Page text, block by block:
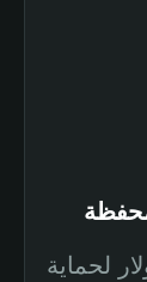
مليون دولار لحماية